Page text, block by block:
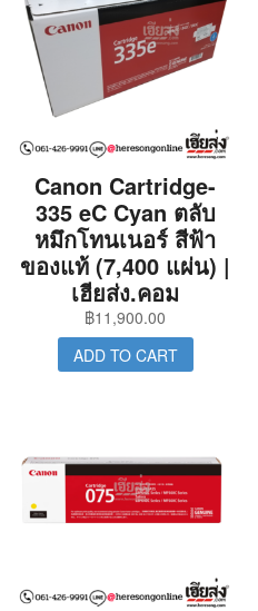
Canon Cartridge-
335 eC Cyan ตลับ
หมึกโทนเนอร์ สีฟ้า
ของแท้ (7,400 แผ่น) |
เฮียส่ง.คอม
฿11,900.00
ADD TO CART